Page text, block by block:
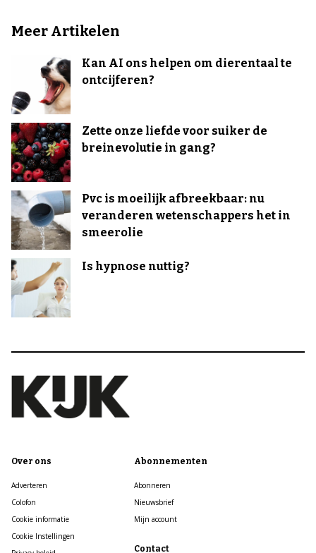
Meer Artikelen
Kan AI ons helpen om dierentaal te
ontcijferen?
Zette onze liefde voor suiker de
breinevolutie in gang?
Pvc is moeilijk afbreekbaar: nu
veranderen wetenschappers het in
smeerolie
Is hypnose nuttig?
Over ons
Adverteren
Colofon
Cookie informatie
Cookie Instellingen
Abonnementen
Abonneren
Nieuwsbrief
Mijn account
Contact